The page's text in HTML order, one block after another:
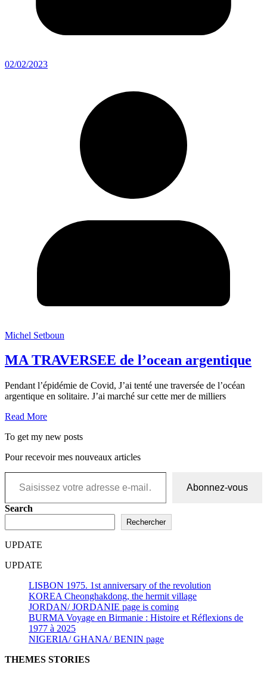
02/02/2023
Michel Setboun
MA TRAVERSEE de l’ocean argentique
Pendant l’épidémie de Covid, J’ai tenté une traversée de l’océan
argentique en solitaire. J’ai marché sur cette mer de milliers
Read More
To get my new posts
Pour recevoir mes nouveaux articles
Saisissez votre adresse e-mail…
Abonnez-vous
Search
Rechercher
UPDATE
UPDATE
LISBON 1975. 1st anniversary of the revolution
KOREA Cheonghakdong, the hermit village
JORDAN/ JORDANIE page is coming
BURMA Voyage en Birmanie : Histoire et Réflexions de
1977 à 2025
NIGERIA/ GHANA/ BENIN page
THEMES STORIES